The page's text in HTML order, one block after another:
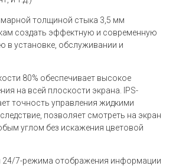
толщиной стыка 3,5 мм
создать эффектную и современную
в установке, обслуживании и
80% обеспечивает высокое
на всей плоскости экрана. IPS-
точность управления жидкими
позволяет смотреть на экран
углом без искажения цветовой
24/7-режима отображения информации